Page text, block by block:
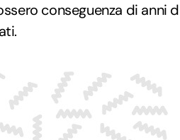
conseguenza di anni